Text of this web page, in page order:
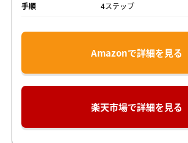
手順
4ステップ
Amazonで詳細を見る
楽天市場で詳細を見る